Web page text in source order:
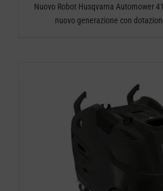
Nuovo Robot Husqvarna Automower
nuovo generazione con